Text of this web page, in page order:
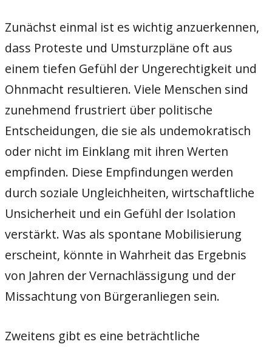
Zunächst einmal ist es wichtig anzuerkennen,
dass Proteste und Umsturzpläne oft aus
einem tiefen Gefühl der Ungerechtigkeit und
Ohnmacht resultieren. Viele Menschen sind
zunehmend frustriert über politische
Entscheidungen, die sie als undemokratisch
oder nicht im Einklang mit ihren Werten
empfinden. Diese Empfindungen werden
durch soziale Ungleichheiten, wirtschaftliche
Unsicherheit und ein Gefühl der Isolation
verstärkt. Was als spontane Mobilisierung
erscheint, könnte in Wahrheit das Ergebnis
von Jahren der Vernachlässigung und der
Missachtung von Bürgeranliegen sein.
Zweitens gibt es eine beträchtliche